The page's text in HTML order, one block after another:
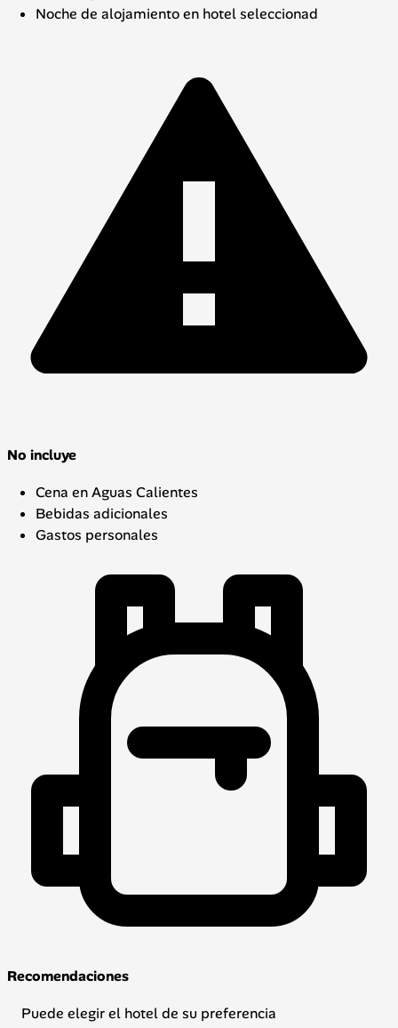
Noche de alojamiento en hotel seleccionad
No incluye
Cena en Aguas Calientes
Bebidas adicionales
Gastos personales
Recomendaciones
Puede elegir el hotel de su preferencia